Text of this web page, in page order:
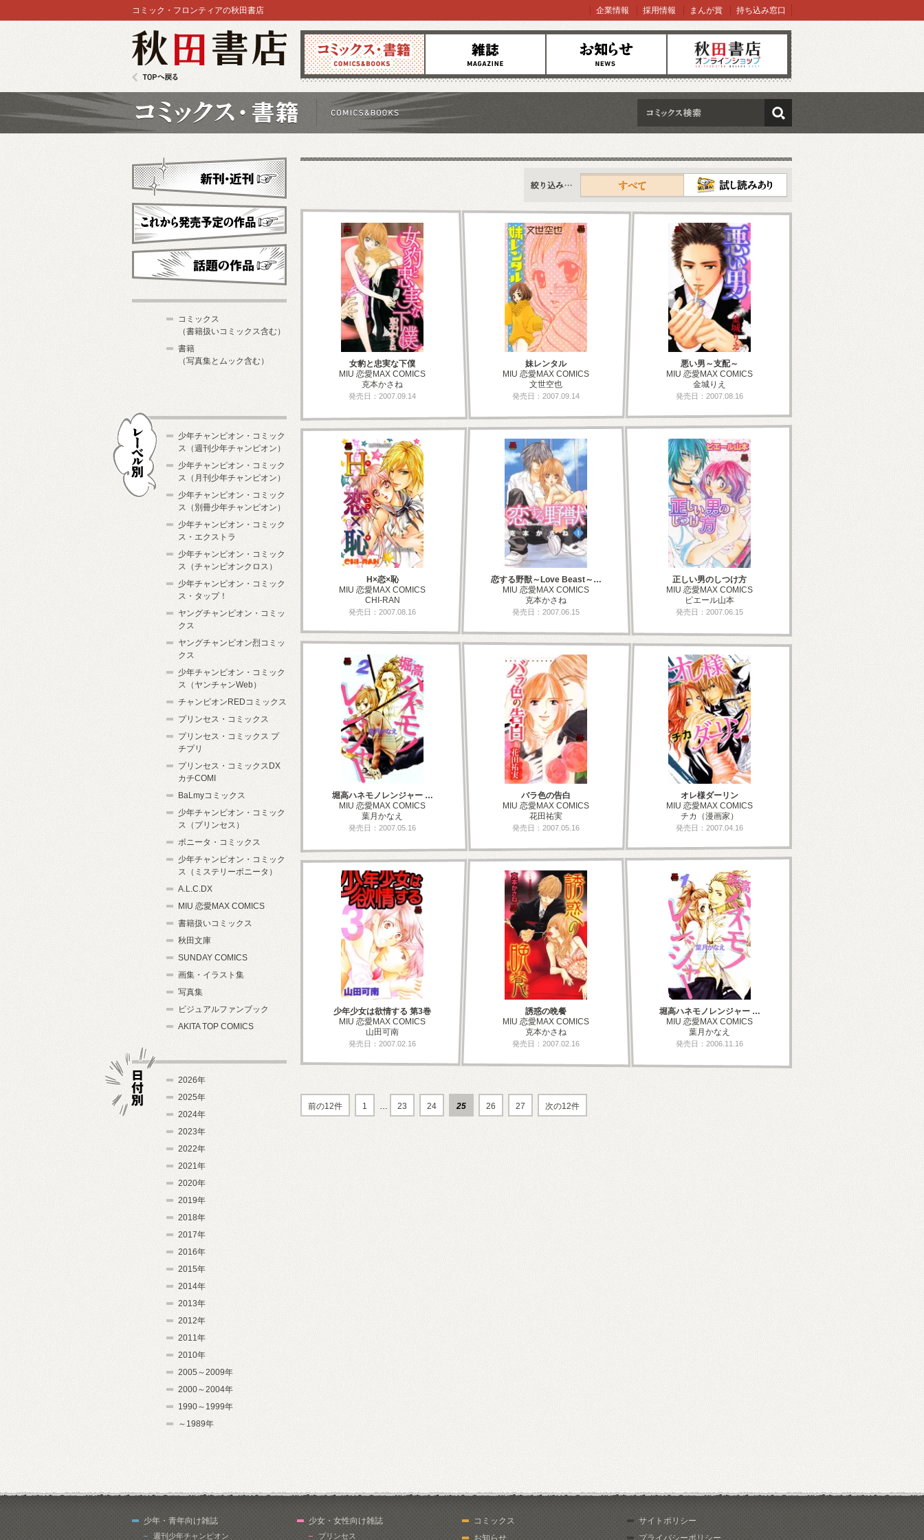
コミックス 雑誌 お知らせ オンラインショップ
コミック・フロンティアの秋田書店 企業情報 採用情報 まんが賞 持ち込み窓口
検索
新刊情報
すべて
女豹と忠実な下僕
MIU 恋愛MAX COMICS
克本かさね
発売日：2007.09.14
妹レンタル
MIU 恋愛MAX COMICS
文世空也
発売日：2007.09.14
悪い男～支配～
MIU 恋愛MAX COMICS
金城りえ
発売日：2007.08.16
H×恋×恥
MIU 恋愛MAX COMICS
CHI-RAN
発売日：2007.08.16
恋する野獣～Love Beast～…
MIU 恋愛MAX COMICS
克本かさね
発売日：2007.06.15
正しい男のしつけ方
MIU 恋愛MAX COMICS
ピエール山本
発売日：2007.06.15
堀高ハネモノレンジャー …
MIU 恋愛MAX COMICS
葉月かなえ
発売日：2007.05.16
バラ色の告白
MIU 恋愛MAX COMICS
花田祐実
発売日：2007.05.16
オレ様ダーリン
MIU 恋愛MAX COMICS
チカ（漫画家）
発売日：2007.04.16
少年少女は欲情する 第3巻
MIU 恋愛MAX COMICS
山田可南
発売日：2007.02.16
誘惑の晩餐
MIU 恋愛MAX COMICS
克本かさね
発売日：2007.02.16
堀高ハネモノレンジャー …
MIU 恋愛MAX COMICS
葉月かなえ
発売日：2006.11.16
前の12件 1 … 23 24 25 26 27 次の12件
新刊・近刊
これから発売予定
コミックス
（書籍扱いコミックス含む）
書籍
（写真集とムック含む）
少年チャンピオン・コミック
ス（週刊少年チャンピオン）
少年チャンピオン・コミック
ス（月刊少年チャンピオン）
少年チャンピオン・コミック
ス（別冊少年チャンピオン）
少年チャンピオン・コミック
ス・エクストラ
少年チャンピオン・コミック
ス（チャンピオンクロス）
少年チャンピオン・コミック
ス・タップ！
ヤングチャンピオン・コミッ
クス
ヤングチャンピオン烈コミッ
クス
少年チャンピオン・コミック
ス（ヤンチャンWeb）
チャンピオンREDコミックス
プリンセス・コミックス
プリンセス・コミックス プ
チプリ
プリンセス・コミックスDX
カチCOMI
BaLmyコミックス
少年チャンピオン・コミック
ス（プリンセス）
ボニータ・コミックス
少年チャンピオン・コミック
ス（ミステリーボニータ）
A.L.C.DX
MIU 恋愛MAX COMICS
書籍扱いコミックス
秋田文庫
SUNDAY COMICS
画集・イラスト集
写真集
ビジュアルファンブック
AKITA TOP COMICS
2026年
2025年
2024年
2023年
2022年
2021年
2020年
2019年
2018年
2017年
2016年
2015年
2014年
2013年
2012年
2011年
2010年
2005～2009年
2000～2004年
1990～1999年
～1989年
少年・青年向け雑誌
週刊少年チャンピオン
少女・女性向け雑誌
プリンセス
コミックス
お知らせ
サイトポリシー
プライバシーポリシー